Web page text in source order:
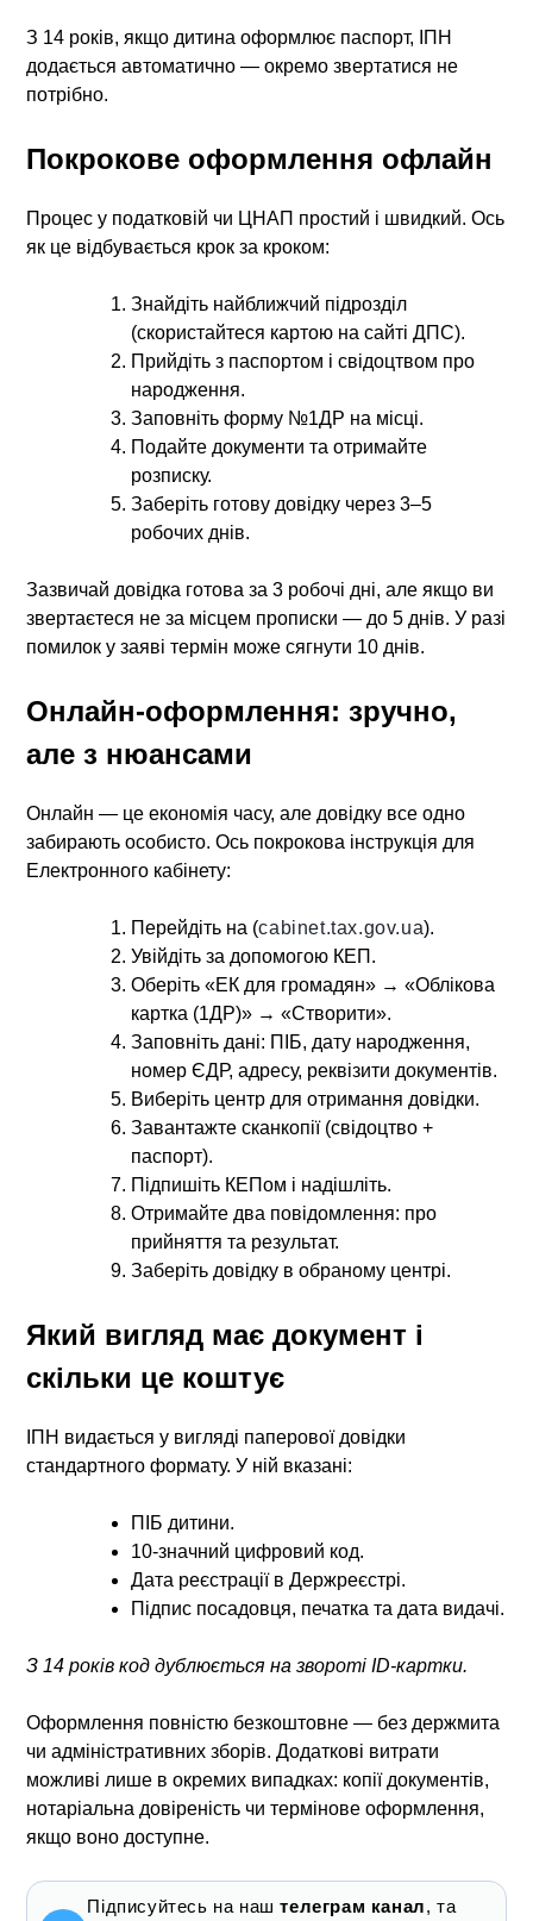
З 14 років, якщо дитина оформлює паспорт, ІПН
додається автоматично — окремо звертатися не
потрібно.
Покрокове оформлення офлайн
Процес у податковій чи ЦНАП простий і швидкий.Ось
як це відбувається крок за кроком:
Знайдіть найближчий підрозділ
(скористайтеся картою на сайті ДПС).
Прийдіть з паспортом і свідоцтвом про
народження.
Заповніть форму №1ДР на місці.
Подайте документи та отримайте
розписку.
Заберіть готову довідку через 3–5
робочих днів.
Зазвичай довідка готова за 3 робочі дні, але якщо ви
звертаєтеся не за місцем прописки — до 5 днів. У разі
помилок у заяві термін може сягнути 10 днів.
Онлайн-оформлення: зручно,
але з нюансами
Онлайн — це економія часу, але довідку все одно
забирають особисто. Ось покрокова інструкція для
Електронного кабінету:
Перейдіть на (cabinet.tax.gov.ua).
Увійдіть за допомогою КЕП.
Оберіть «ЕК для громадян» → «Облікова
картка (1ДР)» → «Створити».
Заповніть дані: ПІБ, дату народження,
номер ЄДР, адресу, реквізити документів.
Виберіть центр для отримання довідки.
Завантажте сканкопії (свідоцтво +
паспорт).
Підпишіть КЕПом і надішліть.
Отримайте два повідомлення: про
прийняття та результат.
Заберіть довідку в обраному центрі.
Який вигляд має документ і
скільки це коштує
ІПН видається у вигляді паперової довідки
стандартного формату.У ній вказані:
ПІБ дитини.
10-значний цифровий код.
Дата реєстрації в Держреєстрі.
Підпис посадовця, печатка та дата видачі.
З 14 років код дублюється на звороті ID-картки.
Оформлення повністю безкоштовне — без держмита
чи адміністративних зборів. Додаткові витрати
можливі лише в окремих випадках: копії документів,
нотаріальна довіреність чи термінове оформлення,
якщо воно доступне.
Підписуйтесь на наштелеграм канал, та